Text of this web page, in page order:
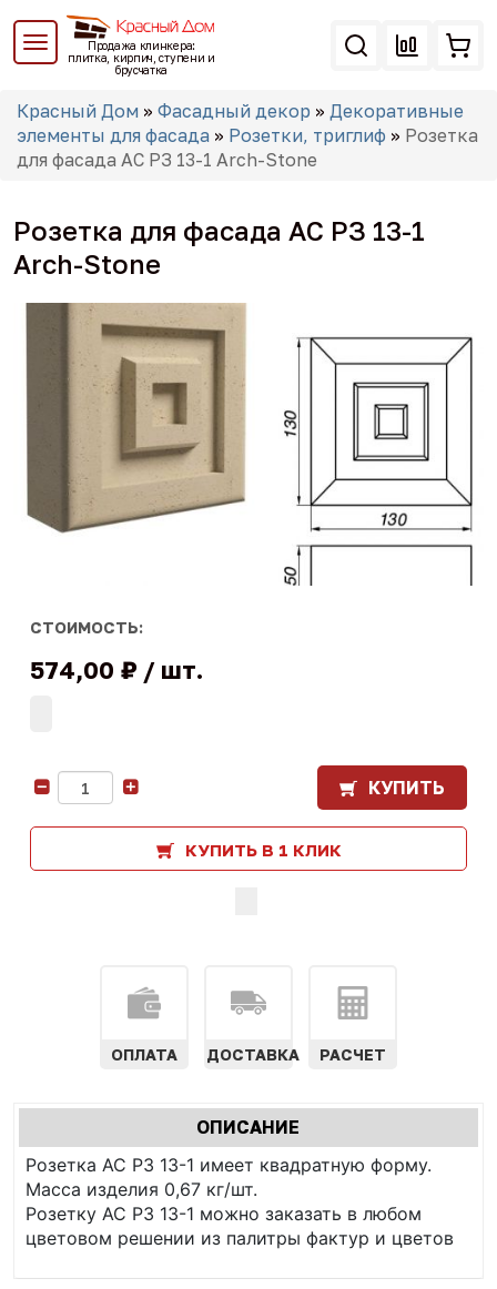
Перейти
основному
Продажа клинкера:
плитка, кирпич, ступени и
брусчатка
Вы
здесь
Красный Дом » Фасадный декор » Декоративные
элементы для фасада » Розетки, триглиф » Розетка
для фасада АС РЗ 13-1 Arch-Stone
Розетка для фасада АС РЗ 13-1
Arch-Stone
СТОИМОСТЬ:
574,00 ₽ шт.
КУПИТЬ
КУПИТЬ В 1 КЛИК
ОПЛАТА ДОСТАВКА РАСЧЕТ
Характеристики
табы
ОПИСАНИЕ
ВКЛАДКА)
Розетка АС РЗ 13-1 имеет квадратную форму.
Масса изделия 0,67 кг/шт.
Розетку АС РЗ 13-1 можно заказать в любом
цветовом решении из палитры фактур и цветов